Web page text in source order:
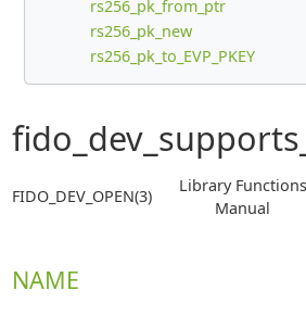
rs256_pk_from_ptr
rs256_pk_new
rs256_pk_to_EVP_PKEY
FIDO_DEV_OPEN(3)
Library Functions
Manual
NAME